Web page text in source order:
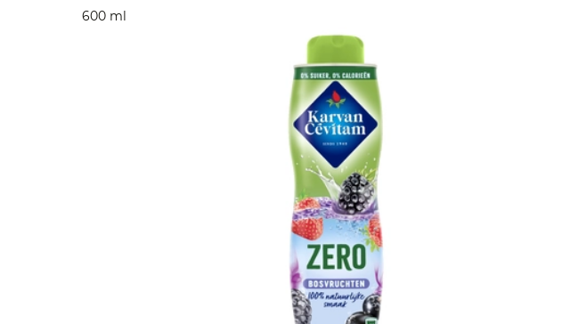
600 ml